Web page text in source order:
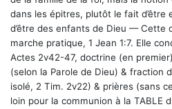
dans les épitres, plutôt le fait d’être
d’être des enfants de Dieu — Cette
marche pratique, 1 Jean 1:7. Elle
Actes 2v42-47, doctrine (en
(selon la Parole de Dieu) & fraction
isolé, 2 Tim. 2v22) & prières (sans
loin pour la communion à la